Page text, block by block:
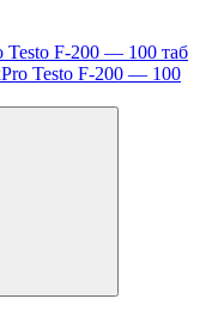
Testo F-200 — 100